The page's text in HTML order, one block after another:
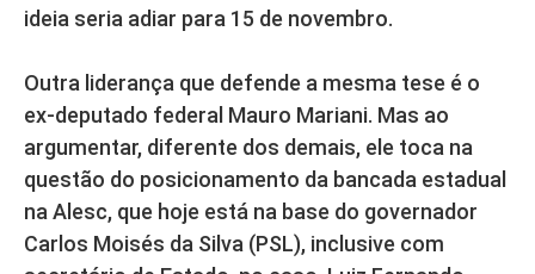
ideia seria adiar para 15 de novembro.
Outra liderança que defende a mesma tese é o
ex-deputado federal Mauro Mariani. Mas ao
argumentar, diferente dos demais, ele toca na
questão do posicionamento da bancada estadual
na Alesc, que hoje está na base do governador
Carlos Moisés da Silva (PSL), inclusive com